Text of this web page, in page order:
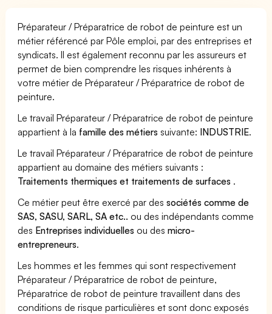
Préparateur / Préparatrice de robot de peinture est un
métier référencé par Pôle emploi, par des entreprises et
syndicats. Il est également reconnu par les assureurs et
permet de bien comprendre les risques inhérents à
votre métier de Préparateur / Préparatrice de robot de
peinture.
Le travail Préparateur / Préparatrice de robot de peinture
appartient à la famille des métiers suivante: INDUSTRIE.
Le travail Préparateur / Préparatrice de robot de peinture
appartient au domaine des métiers suivants :
Traitements thermiques et traitements de surfaces .
Ce métier peut être exercé par dessociétés comme de
SAS, SASU, SARL, SA etc.. ou des indépendants comme
des Entreprises individuelles ou desmicro-
entrepreneurs.
Les hommes et les femmes qui sont respectivement
Préparateur / Préparatrice de robot de peinture,
Préparatrice de robot de peinture travaillent dans des
conditions de risque particulières et sont donc exposés